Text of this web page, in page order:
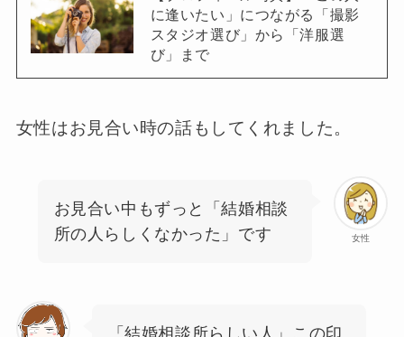
に逢いたい」につながる「撮影
スタジオ選び」から「洋服選
び」まで
女性はお見合い時の話もしてくれました。
女性
お見合い中もずっと「結婚相談
所の人らしくなかった」です
「結婚相談所らしい人」この印